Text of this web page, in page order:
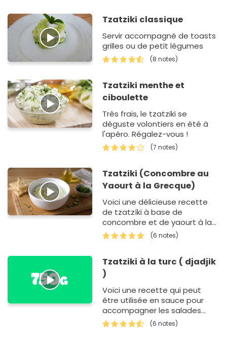
Tzatziki classique
Servir accompagné de toasts
grilles ou de petit légumes
(8 notes)
Tzatziki menthe et
ciboulette
Très frais, le tzatziki se
déguste volontiers en été à
l'apéro. Régalez-vous !
(7 notes)
Tzatziki (Concombre au
Yaourt à la Grecque)
Voici une délicieuse recette
de tzatzíki à base de
concombre et de yaourt à la
Grecque.
(6 notes)
Tzatziki à la turc ( djadjik
)
Voici une recette qui peut
être utilisée en sauce pour
accompagner les salades
mais aussi en entrée.
(6 notes)